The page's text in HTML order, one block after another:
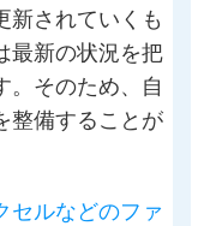
新されていくも
最新の状況を把
。そのため、自
整備することが
セルなどのファ